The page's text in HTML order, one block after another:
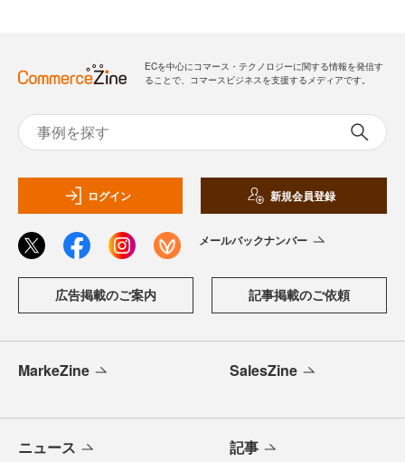
ECを中心にコマース・テクノロジーに関する情報を発信す
ることで、コマースビジネスを支援するメディアです。
ログイン 新規会員登録
メールバックナンバー
広告掲載のご案内 記事掲載のご依頼
MarkeZine SalesZine
ニュース 記事